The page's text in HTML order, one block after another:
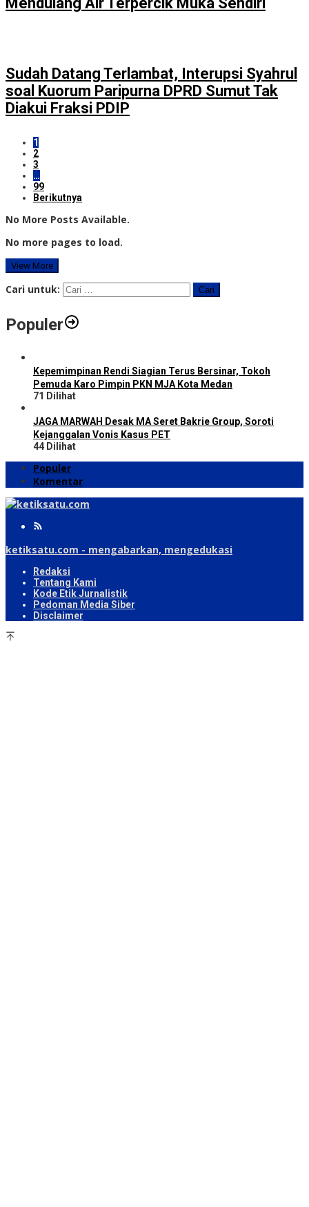
Sudah Datang Terlambat, Interupsi Syahrul
soal Kuorum Paripurna DPRD Sumut Tak
Diakui Fraksi PDIP
1
2
3
…
99
Berikutnya
No More Posts Available.
No more pages to load.
View More
Cari untuk:
Populer
Kepemimpinan Rendi Siagian Terus Bersinar, Tokoh
Pemuda Karo Pimpin PKN MJA Kota Medan
71 Dilihat
JAGA MARWAH Desak MA Seret Bakrie Group, Soroti
Kejanggalan Vonis Kasus PET
44 Dilihat
Populer
Komentar
ketiksatu.com - mengabarkan, mengedukasi
Redaksi
Tentang Kami
Kode Etik Jurnalistik
Pedoman Media Siber
Disclaimer